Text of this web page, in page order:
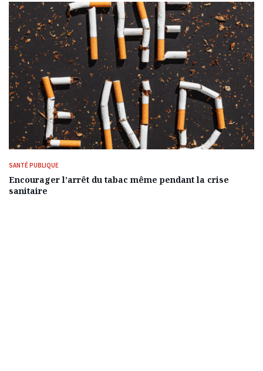
SANTÉ PUBLIQUE
Encourager l’arrêt du tabac même pendant la crise
sanitaire